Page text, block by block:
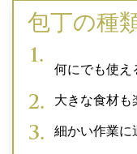
包丁の種
何にでも使え
大きな食材も
細かい作業に